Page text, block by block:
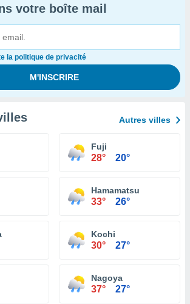
votre boîte mail
la politique de privacité
Autres villes
Fuji
28° 20°
Hamamatsu
33° 26°
Kochi
30° 27°
Nagoya
37° 27°